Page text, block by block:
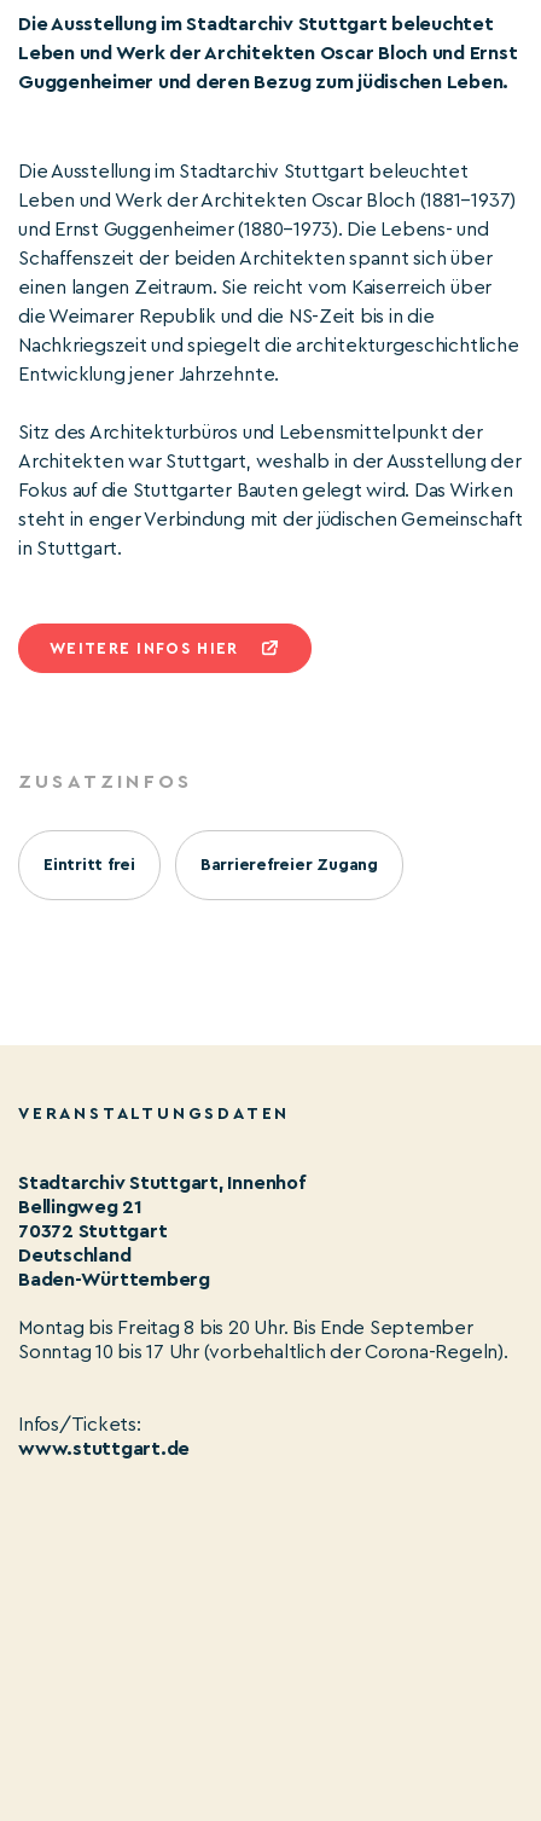
Die Ausstellung im Stadtarchiv Stuttgart beleuchtet
Leben und Werk der Architekten Oscar Bloch und Ernst
Guggenheimer und deren Bezug zum jüdischen Leben.
Die Ausstellung im Stadtarchiv Stuttgart beleuchtet
Leben und Werk der Architekten Oscar Bloch (1881–1937)
und Ernst Guggenheimer (1880–1973). Die Lebens- und
Schaffenszeit der beiden Architekten spannt sich über
einen langen Zeitraum. Sie reicht vom Kaiserreich über
die Weimarer Republik und die NS-Zeit bis in die
Nachkriegszeit und spiegelt die architekturgeschichtliche
Entwicklung jener Jahrzehnte.
Sitz des Architekturbüros und Lebensmittelpunkt der
Architekten war Stuttgart, weshalb in der Ausstellung der
Fokus auf die Stuttgarter Bauten gelegt wird. Das Wirken
steht in enger Verbindung mit der jüdischen Gemeinschaft
in Stuttgart.
WEITERE INFOS HIER
ZUSATZINFOS
Eintritt frei Barrierefreier Zugang
VERANSTALTUNGSDATEN
Stadtarchiv Stuttgart, Innenhof
Bellingweg 21
70372 Stuttgart
Deutschland
Baden-Württemberg
Montag bis Freitag 8 bis 20 Uhr. Bis Ende September
Sonntag 10 bis 17 Uhr (vorbehaltlich der Corona-Regeln).
Infos/Tickets:
www.stuttgart.de